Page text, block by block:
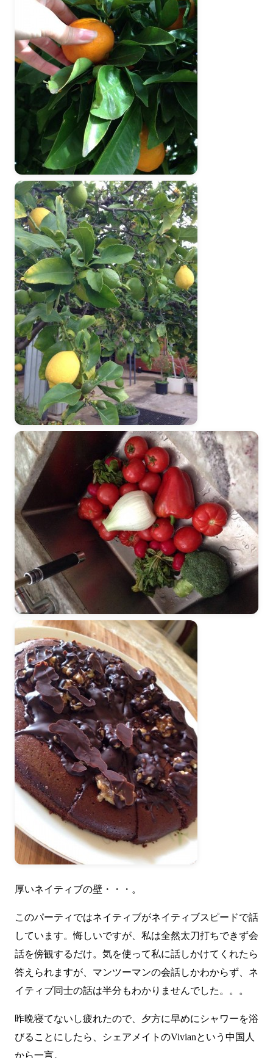
厚いネイティブの壁・・・。
このパーティではネイティブがネイティブスピードで話
しています。悔しいですが、私は全然太刀打ちできず会
話を傍観するだけ。気を使って私に話しかけてくれたら
答えられますが、マンツーマンの会話しかわからず、ネ
イティブ同士の話は半分もわかりませんでした。。。
昨晩寝てないし疲れたので、夕方に早めにシャワーを浴
びることにしたら、シェアメイトのVivianという中国人
から一言。